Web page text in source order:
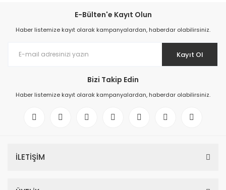
E-Bülten'e Kayıt Olun
Haber listemize kayıt olarak kampanyalardan, haberdar olabilirsiniz.
Kayıt Ol
Bizi Takip Edin
Haber listemize kayıt olarak kampanyalardan, haberdar olabilirsiniz.
İLETİŞİM